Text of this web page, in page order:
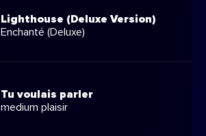
Lighthouse (Deluxe Version)
Enchanté (Deluxe)
Tu voulais parler
medium plaisir